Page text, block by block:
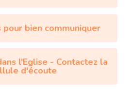
bien communiquer
l'Eglise - Contactez la
d'écoute